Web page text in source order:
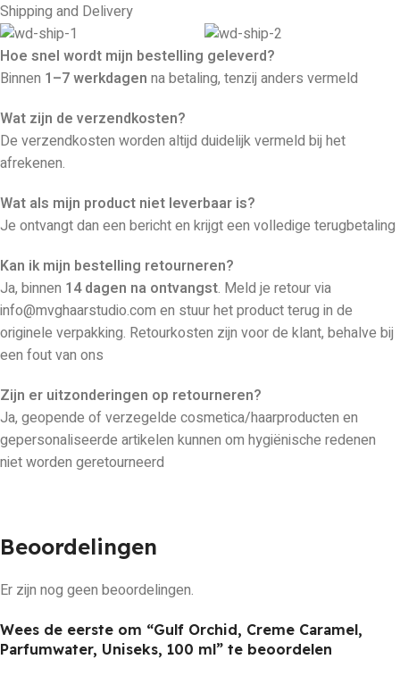
Shipping and Delivery
Hoe snel wordt mijn bestelling geleverd?
Binnen 1–7 werkdagen na betaling, tenzij anders vermeld
Wat zijn de verzendkosten?
De verzendkosten worden altijd duidelijk vermeld bij het
afrekenen.
Wat als mijn product niet leverbaar is?
Je ontvangt dan een bericht en krijgt een volledige terugbetaling
Kan ik mijn bestelling retourneren?
Ja, binnen 14 dagen na ontvangst. Meld je retour via
info@mvghaarstudio.com en stuur het product terug in de
originele verpakking. Retourkosten zijn voor de klant, behalve bij
een fout van ons
Zijn er uitzonderingen op retourneren?
Ja, geopende of verzegelde cosmetica/haarproducten en
gepersonaliseerde artikelen kunnen om hygiënische redenen
niet worden geretourneerd
Beoordelingen
Er zijn nog geen beoordelingen.
Wees de eerste om “Gulf Orchid, Creme Caramel,
Parfumwater, Uniseks, 100 ml” te beoordelen